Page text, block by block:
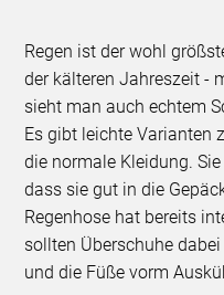
Regen ist der wohl
der kälteren Jahreszeit -
sieht man auch echtem
Es gibt leichte Varianten
die normale Kleidung.
dass sie gut in die
Regenhose hat bereits
sollten Überschuhe
und die Füße vorm